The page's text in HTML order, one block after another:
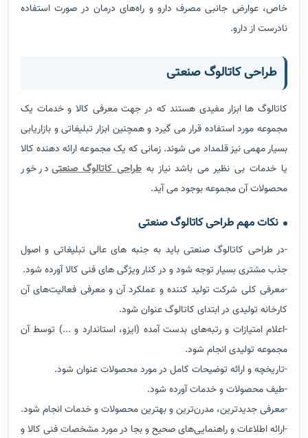
خاص، عوارض جانبی مصرف دارو و راه‌های درمان در صورت استفاده
نادرست از دارو.
طراحی کاتالوگ صنعتی
کاتالوگ ها ابزار مفیدی هستند که در جهت معرفی کالا و خدمات یک
مجموعه مورد استفاده قرار می گیرد و همچنین ابزار تبلیغاتی و بازاریابی
بسیار مهمی نیز قلمداد می شوند. زمانی که یک مجموعه ارائه دهنده کالا
یا خدمات بی نظیر می باشد نیاز بهطراحی کاتالوگ صنعتی در خور
محصولات آن مجموعه بوجود می آید.
نکات مهم طراحی کاتالوگ صنعتی
-در طراحی کاتالوگ صنعتی باید به جنبه های عالی تبلیغاتی و اصول
جذب مشتری بسیار توجه شود و در کنار ویژگی های فنی کالا آورده شود.
-معرفی کلی شرکت تولید کننده و عملکرد آن و معرفی فعالیت‌های آن
کارخانه تولیدی در ابتدای کاتالوگ عنوان شود.
-اعلام امتیازات و رتبه‌های بدست آمده (ایزو، استاندارد و ...) توسط آن
مجموعه تولیدی انجام شود.
-تاریخچه و ارائه توضیحات کامل در مورد محصولات عنوان شود.
-طیف محصولات و خدمات آورده شود.
-معرفی جدیدترین، مدرن‌ترین و بهترین محصولات و خدمات انجام شود.
-ارائه اطلاعات و راهنمایی‌های صحیح و بجا در مورد مشخصات فنی کالا و